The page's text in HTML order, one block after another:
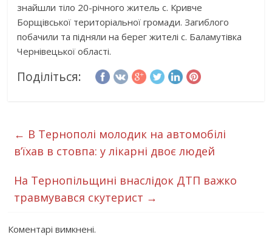
знайшли тіло 20-річного житель с. Кривче
Борщівської територіальної громади. Загиблого
побачили та підняли на берег жителі с. Баламутівка
Чернівецької області.
Поділіться:
← В Тернополі молодик на автомобілі
в’їхав в стовпа: у лікарні двоє людей
На Тернопільщині внаслідок ДТП важко
травмувався скутерист →
Коментарі вимкнені.